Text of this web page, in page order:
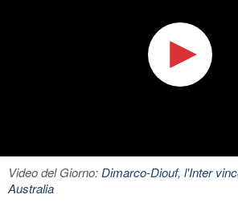
Video del Giorno:Dimarco-Diouf, l'Inter
Australia